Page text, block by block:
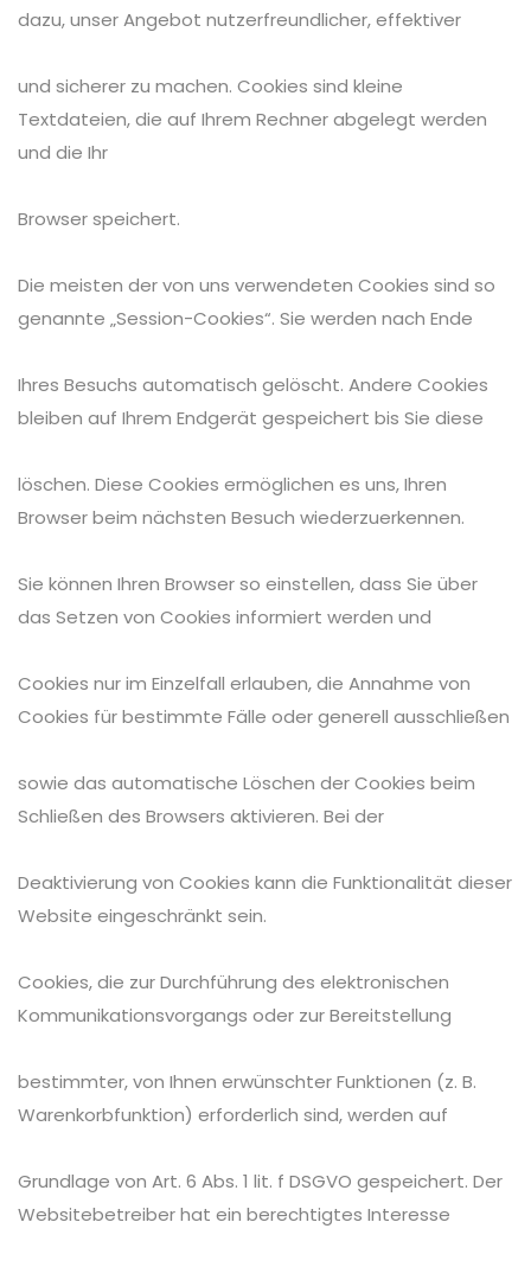
dazu, unser Angebot nutzerfreundlicher, effektiver
und sicherer zu machen. Cookies sind kleine
Textdateien, die auf Ihrem Rechner abgelegt werden
und die Ihr
Browser speichert.
Die meisten der von uns verwendeten Cookies sind so
genannte „Session-Cookies“. Sie werden nach Ende
Ihres Besuchs automatisch gelöscht. Andere Cookies
bleiben auf Ihrem Endgerät gespeichert bis Sie diese
löschen. Diese Cookies ermöglichen es uns, Ihren
Browser beim nächsten Besuch wiederzuerkennen.
Sie können Ihren Browser so einstellen, dass Sie über
das Setzen von Cookies informiert werden und
Cookies nur im Einzelfall erlauben, die Annahme von
Cookies für bestimmte Fälle oder generell ausschließen
sowie das automatische Löschen der Cookies beim
Schließen des Browsers aktivieren. Bei der
Deaktivierung von Cookies kann die Funktionalität dieser
Website eingeschränkt sein.
Cookies, die zur Durchführung des elektronischen
Kommunikationsvorgangs oder zur Bereitstellung
bestimmter, von Ihnen erwünschter Funktionen (z. B.
Warenkorbfunktion) erforderlich sind, werden auf
Grundlage von Art. 6 Abs. 1 lit. f DSGVO gespeichert. Der
Websitebetreiber hat ein berechtigtes Interesse